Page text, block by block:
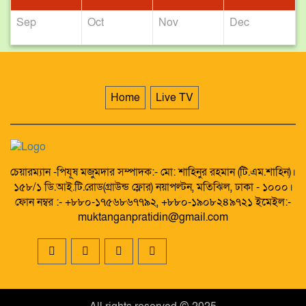
Sep Oct Nov Dec
Home Live TV
চেয়ারম্যান -পিযূষ মজুমদার সম্পাদক:- মো: শাহিনুর রহমান (টি.এম.শাহিন)।
১৫৮/১ ডি.আই.টি.রোড(গ্রাউন্ড ফ্লোর) নয়াপল্টন, মতিঝিল, ঢাকা - ১০০০।
ফোন নম্বর :- +৮৮০-১৭৫৬৮৬৭৭৯২, +৮৮০-১৯০৮২৪৯৭২১ ইমেইল:-
muktanganpratidin@gmail.com